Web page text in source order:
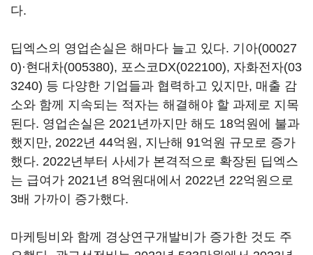
다.
딥엑스의 영업손실은 해마다 늘고 있다. 기아(00027
0)·현대차(005380), 포스코DX(022100), 자화전자(03
3240) 등 다양한 기업들과 협력하고 있지만, 매출 감
소와 함께 지속되는 적자는 해결해야 할 과제로 지목
된다. 영업손실은 2021년까지만 해도 18억원에 불과
했지만, 2022년 44억원, 지난해 91억원 규모로 증가
했다. 2022년부터 사세가 본격적으로 확장된 딥엑스
는 급여가 2021년 8억원대에서 2022년 22억원으로
3배 가까이 증가했다.
마케팅비와 함께 경상연구개발비가 증가한 것도 주